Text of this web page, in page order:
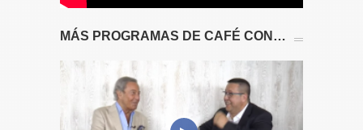
MÁS PROGRAMAS DE CAFÉ CON…